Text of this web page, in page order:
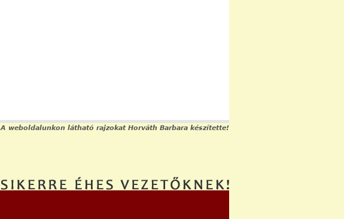
A weboldalunkon látható rajzokat Horváth Barbara készítette!